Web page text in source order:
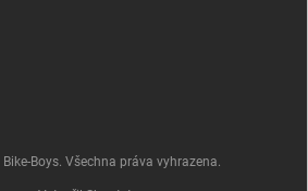
Bike-Boys. Všechna práva vyhrazena.